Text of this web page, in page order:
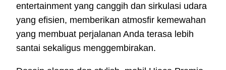
entertainment yang canggih dan sirkulasi udara
yang efisien, memberikan atmosfir kemewahan
yang membuat perjalanan Anda terasa lebih
santai sekaligus menggembirakan.